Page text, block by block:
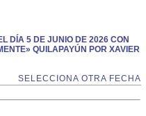
DÍA 5 DE JUNIO DE 2026 CON
QUILAPAYÚN POR XAVIER
SELECCIONA OTRA FECHA